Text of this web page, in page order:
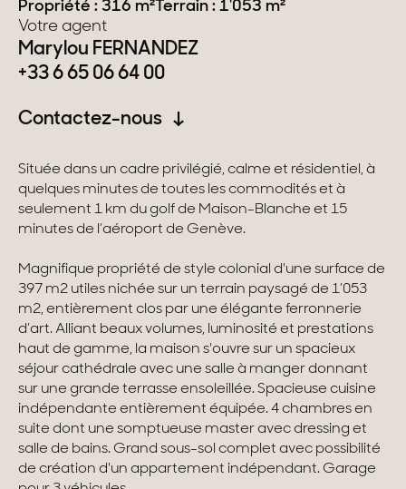
Suisse
Canton de Vaud
Alpes Suisses
Nos collections
Propriétés de caractère
Villas modernes
Appartements
Chalets
Maisons & appartements avec vues
Maisons de ville
Propriété : 316 m²Terrain : 1'053 m²
Votre agent
Marylou FERNANDEZ
+33 6 65 06 64 00
Contactez-nous
Située dans un cadre privilégié, calme et résidentiel, à
quelques minutes de toutes les commodités et à
seulement 1 km du golf de Maison-Blanche et 15
minutes de l’aéroport de Genève.
Magnifique propriété de style colonial d'une surface de
397 m2 utiles nichée sur un terrain paysagé de 1’053
m2, entièrement clos par une élégante ferronnerie
d’art. Alliant beaux volumes, luminosité et prestations
haut de gamme, la maison s'ouvre sur un spacieux
séjour cathédrale avec une salle à manger donnant
sur une grande terrasse ensoleillée. Spacieuse cuisine
indépendante entièrement équipée. 4 chambres en
suite dont une somptueuse master avec dressing et
salle de bains. Grand sous-sol complet avec possibilité
de création d'un appartement indépendant. Garage